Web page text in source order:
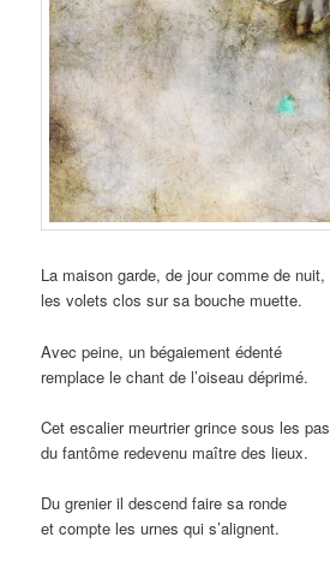
La maison garde, de jour comme de nuit,
les volets clos sur sa bouche muette.
Avec peine, un bégaiement édenté
remplace le chant de l’oiseau déprimé.
Cet escalier meurtrier grince sous les pas
du fantôme redevenu maître des lieux.
Du grenier il descend faire sa ronde
et compte les urnes qui s’alignent.